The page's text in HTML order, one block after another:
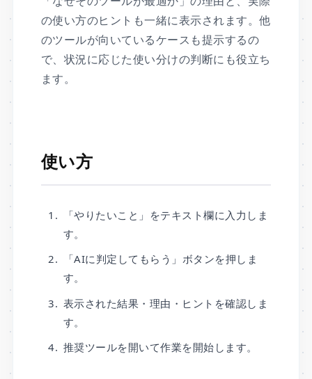
の使い方のヒントも一緒に表示されます。他
のツールが向いているケースも提示するの
で、状況に応じた使い分けの判断にも役立ち
ます。
使い方
「やりたいこと」をテキスト欄に入力しま
す。
「AIに判定してもらう」ボタンを押しま
す。
表示された結果・理由・ヒントを確認しま
す。
推奨ツールを開いて作業を開始します。